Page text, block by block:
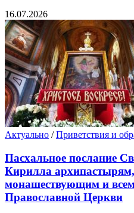
16.07.2026
Актуально /Приветствия и
Пасхальное послание
Кирилла
монашествующим и
Православной Церкви